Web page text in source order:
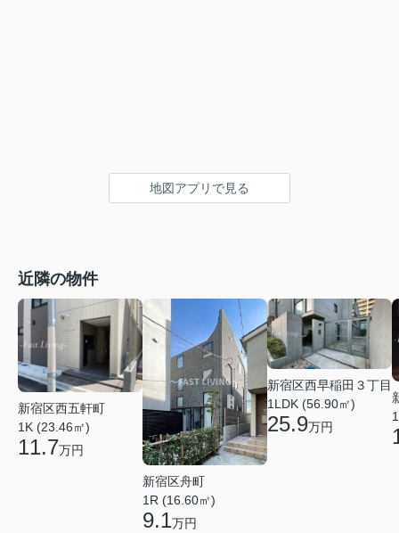
地図アプリで見る
近隣の物件
新宿区西五軒町
1K (23.46㎡)
11.7万円
新宿区舟町
1R (16.60㎡)
9.1万円
新宿区西早稲田３丁目
1LDK (56.90㎡)
25.9万円